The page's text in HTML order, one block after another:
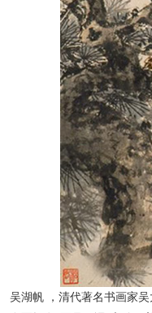
吴湖帆 ，清代著名书画家